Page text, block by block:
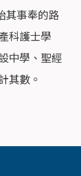
其事奉的路
科護士學
中學、聖經
其數。